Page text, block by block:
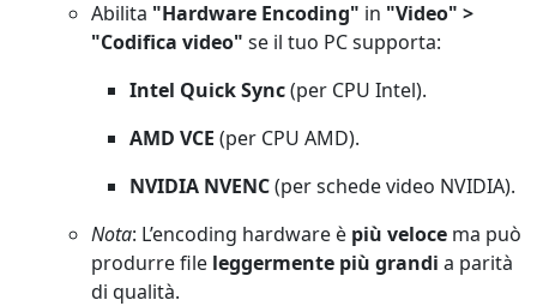
Abilita "Hardware Encoding" in "Video" >
"Codifica video" se il tuo PC supporta:
Intel Quick Sync(per CPU Intel).
AMD VCE (per CPU AMD).
NVIDIA NVENC(per schede video NVIDIA).
Nota: L’encoding hardware è più veloce ma può
produrre file leggermente più grandi a parità
di qualità.